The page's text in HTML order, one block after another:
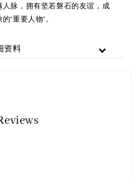
人脉，拥有坚若磐石的友谊，成
“重要人物”。
资料